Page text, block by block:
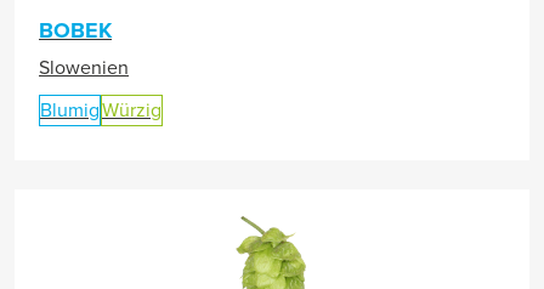
BOBEK
Slowenien
BlumigWürzig